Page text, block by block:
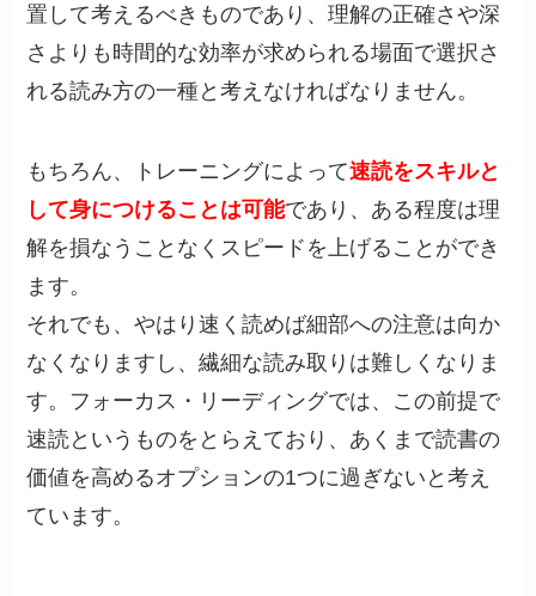
置して考えるべきものであり、理解の正確さや深
さよりも時間的な効率が求められる場面で選択さ
れる読み方の一種と考えなければなりません。
もちろん、トレーニングによって速読をスキルと
して身につけることは可能であり、ある程度は理
解を損なうことなくスピードを上げることができ
ます。
それでも、やはり速く読めば細部への注意は向か
なくなりますし、繊細な読み取りは難しくなりま
す。フォーカス・リーディングでは、この前提で
速読というものをとらえており、あくまで読書の
価値を高めるオプションの1つに過ぎないと考え
ています。